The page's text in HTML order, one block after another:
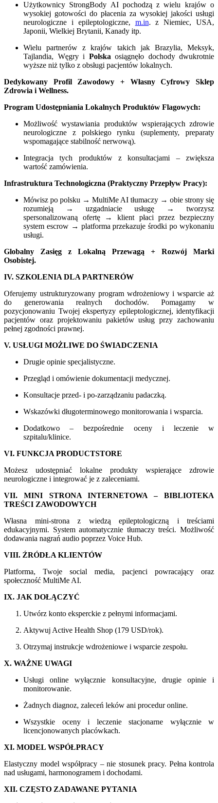
Użytkownicy StrongBody AI pochodzą z wielu krajów o
wysokiej gotowości do płacenia za wysokiej jakości usługi
neurologiczne i epileptologiczne, m.in. z Niemiec, USA,
Japonii, Wielkiej Brytanii, Kanady itp.
Wielu partnerów z krajów takich jak Brazylia, Meksyk,
Tajlandia, Węgry i Polska osiągnęło dochody dwukrotnie
wyższe niż tylko z obsługi pacjentów lokalnych.
Dedykowany Profil Zawodowy + Własny Cyfrowy Sklep
Zdrowia i Wellness.
Program Udostępniania Lokalnych Produktów Flagowych:
Możliwość wystawiania produktów wspierających zdrowie
neurologiczne z polskiego rynku (suplementy, preparaty
wspomagające stabilność nerwową).
Integracja tych produktów z konsultacjami – zwiększa
wartość zamówienia.
Infrastruktura Technologiczna (Praktyczny Przepływ Pracy):
Mówisz po polsku → MultiMe AI tłumaczy → obie strony się
rozumieją → uzgadniacie usługę → tworzysz
spersonalizowaną ofertę → klient płaci przez bezpieczny
system escrow → platforma przekazuje środki po wykonaniu
usługi.
Globalny Zasięg z Lokalną Przewagą + Rozwój Marki
Osobistej.
IV. SZKOLENIA DLA PARTNERÓW
Oferujemy ustrukturyzowany program wdrożeniowy i wsparcie aż
do generowania realnych dochodów. Pomagamy w
pozycjonowaniu Twojej ekspertyzy epileptologicznej, identyfikacji
pacjentów oraz projektowaniu pakietów usług przy zachowaniu
pełnej zgodności prawnej.
V. USŁUGI MOŻLIWE DO ŚWIADCZENIA
Drugie opinie specjalistyczne.
Przegląd i omówienie dokumentacji medycznej.
Konsultacje przed- i po-zarządzaniu padaczką.
Wskazówki długoterminowego monitorowania i wsparcia.
Dodatkowo – bezpośrednie oceny i leczenie w
szpitalu/klinice.
VI. FUNKCJA PRODUCTSTORE
Możesz udostępniać lokalne produkty wspierające zdrowie
neurologiczne i integrować je z zaleceniami.
VII. MINI STRONA INTERNETOWA – BIBLIOTEKA
TREŚCI ZAWODOWYCH
Własna mini-strona z wiedzą epileptologiczną i treściami
edukacyjnymi. System automatycznie tłumaczy treści. Możliwość
dodawania nagrań audio poprzez Voice Hub.
VIII. ŹRÓDŁA KLIENTÓW
Platforma, Twoje social media, pacjenci powracający oraz
społeczność MultiMe AI.
IX. JAK DOŁĄCZYĆ
Utwórz konto eksperckie z pełnymi informacjami.
Aktywuj Active Health Shop (179 USD/rok).
Otrzymaj instrukcje wdrożeniowe i wsparcie zespołu.
X. WAŻNE UWAGI
Usługi online wyłącznie konsultacyjne, drugie opinie i
monitorowanie.
Żadnych diagnoz, zaleceń leków ani procedur online.
Wszystkie oceny i leczenie stacjonarne wyłącznie w
licencjonowanych placówkach.
XI. MODEL WSPÓŁPRACY
Elastyczny model współpracy – nie stosunek pracy. Pełna kontrola
nad usługami, harmonogramem i dochodami.
XII. CZĘSTO ZADAWANE PYTANIA